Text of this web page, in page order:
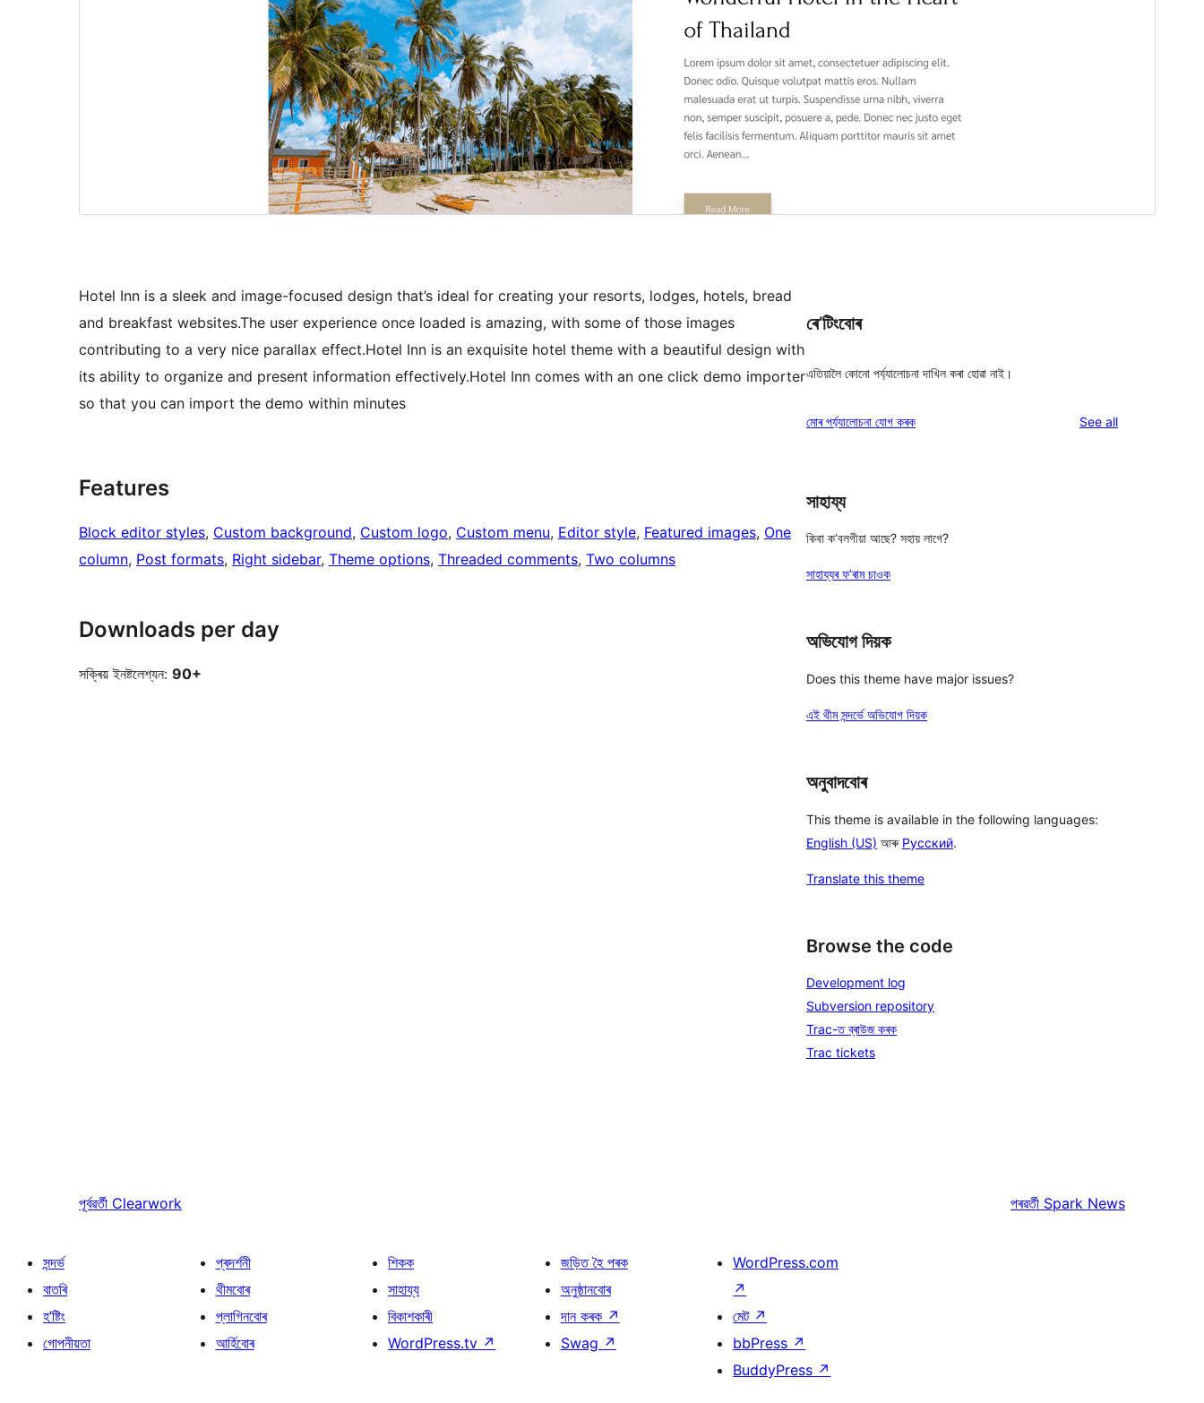
Hotel Inn is a sleek and image-focused design that’s ideal for creating your resorts, lodges, hotels, bread
and breakfast websites.The user experience once loaded is amazing, with some of those images
contributing to a very nice parallax effect.Hotel Inn is an exquisite hotel theme with a beautiful design with
its ability to organize and present information effectively.Hotel Inn comes with an one click demo importer
so that you can import the demo within minutes
Features
Block editor styles, Custom background, Custom logo, Custom menu, Editor style, Featured images, One
column, Post formats, Right sidebar, Theme options, Threaded comments, Two columns
Downloads per day
সক্ৰিয় ইনষ্টলেশ্যন: 90+
ৰে’টিংবোৰ
এতিয়ালৈ কোনো পৰ্য্যালোচনা দাখিল কৰা হোৱা নাই।
মোৰ পৰ্য্যালোচনা যোগ কৰক See allreviews
সাহায্য
কিবা ক’বলগীয়া আছে? সহায় লাগে?
সাহায্যৰ ফ’ৰাম চাওক
অভিযোগ দিয়ক
Does this theme have major issues?
এই থীম সন্দৰ্ভে অভিযোগ দিয়ক
অনুবাদবোৰ
This theme is available in the following languages:
English (US) আৰু Русский.
Translate this theme
Browse the code
Development log
Subversion repository
Trac-ত ব্ৰাউজ কৰক
Trac tickets
পূৰ্বৱৰ্তী Clearwork পৰৱৰ্তী Spark News
সন্দৰ্ভ
বাতৰি
হ’ষ্টিং
গোপনীয়তা
প্ৰদৰ্শনী
থীমবোৰ
প্লাগিনবোৰ
আৰ্হিবোৰ
শিকক
সাহায্য
বিকাশকাৰী
WordPress.tv ↗
জড়িত হৈ পৰক
অনুষ্ঠানবোৰ
দান কৰক ↗
Swag ↗
WordPress.com
↗
মেট ↗
bbPress ↗
BuddyPress ↗